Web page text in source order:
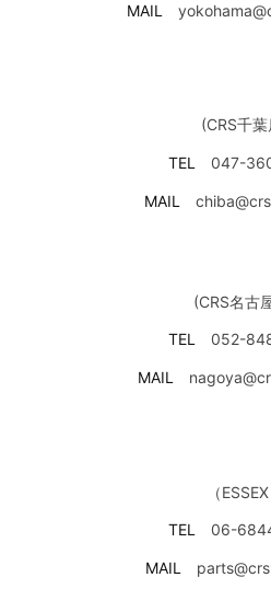
MAIL
(CRS千葉
TEL 047-
MAIL
(CRS名古
TEL 052-
MAIL
（ESSEX
TEL 06-
MAIL